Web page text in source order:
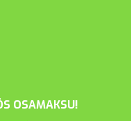
OSAMAKSU!